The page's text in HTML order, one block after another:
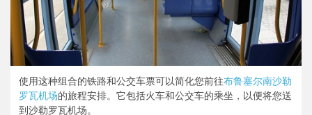
使用这种组合的铁路和公交车票可以简化您前往布鲁塞尔南沙勒
罗瓦机场的旅程安排。它包括火车和公交车的乘坐，以便将您送
到沙勒罗瓦机场。